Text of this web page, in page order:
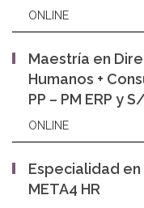
ONLINE
Maestría en
Humanos +
PP – PM ERP y
ONLINE
Especialidad
META4 HR